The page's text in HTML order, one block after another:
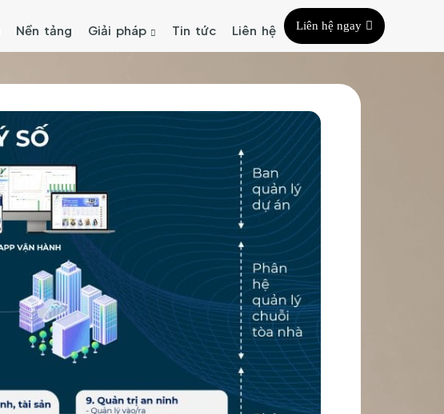
Nền tảng Giải pháp Tin tức Liên hệ Liên hệ ngay